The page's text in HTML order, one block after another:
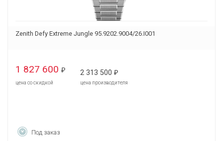
Zenith Defy Extreme Jungle 95.9202.9004/26.I001
1 827 600 ₽
цена со скидкой
2 313 500 ₽
цена производителя
Под заказ